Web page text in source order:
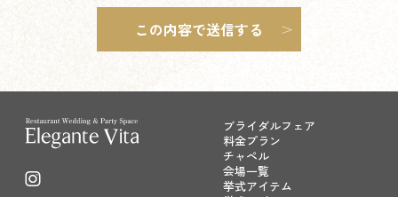
ブライダルフェア
料金プラン
チャペル
会場一覧
挙式アイテム